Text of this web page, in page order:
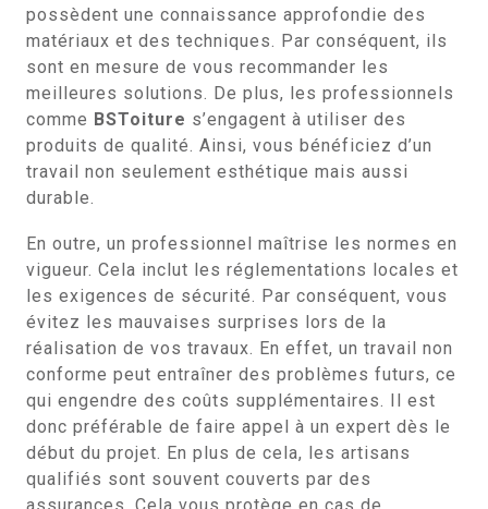
possèdent une connaissance approfondie des
matériaux et des techniques. Par conséquent, ils
sont en mesure de vous recommander les
meilleures solutions. De plus, les professionnels
comme BSToiture s’engagent à utiliser des
produits de qualité. Ainsi, vous bénéficiez d’un
travail non seulement esthétique mais aussi
durable.
En outre, un professionnel maîtrise les normes en
vigueur. Cela inclut les réglementations locales et
les exigences de sécurité. Par conséquent, vous
évitez les mauvaises surprises lors de la
réalisation de vos travaux. En effet, un travail non
conforme peut entraîner des problèmes futurs, ce
qui engendre des coûts supplémentaires. Il est
donc préférable de faire appel à un expert dès le
début du projet. En plus de cela, les artisans
qualifiés sont souvent couverts par des